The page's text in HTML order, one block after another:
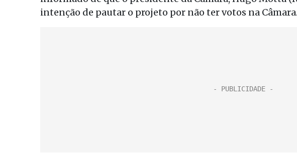
intenção de pautar o projeto por não ter votos na Câmara.